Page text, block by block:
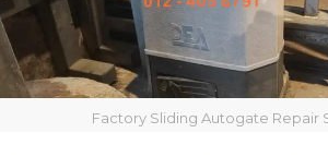
Factory Sliding Autogate Repair